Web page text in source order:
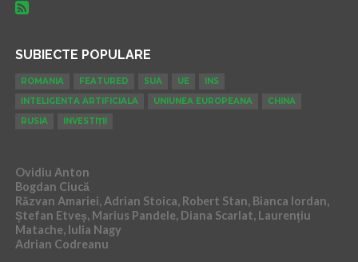
SUBIECTE POPULARE
ROMANIA FEATURED SUA UE
INS
INTELIGENTA ARTIFICIALA
UNIUNEA EUROPEANA
CHINA
RUSIA
INVESTIȚII
Ovidiu Anton
Bogdan Ciucă
Răzvan Amariei, Adrian Stoica, Robert Stan, Bianca Iordan,
Ștefan Etveș, Marius Pandele, Diana Scarlat, Laurențiu
Matache, Iulia Nagy
Adrian Codreanu